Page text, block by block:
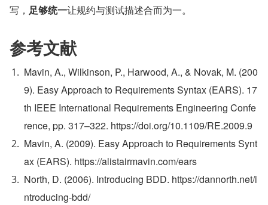
写， 足够统一让规约与测试描述合而为一。
参考文献
Mavin, A., Wilkinson, P., Harwood, A., & Novak, M. (200
9). Easy Approach to Requirements Syntax (EARS). 17
th IEEE International Requirements Engineering Confe
rence, pp. 317–322. https://doi.org/10.1109/RE.2009.9
Mavin, A. (2009). Easy Approach to Requirements Synt
ax (EARS). https://alistairmavin.com/ears
North, D. (2006). Introducing BDD. https://dannorth.net/i
ntroducing-bdd/